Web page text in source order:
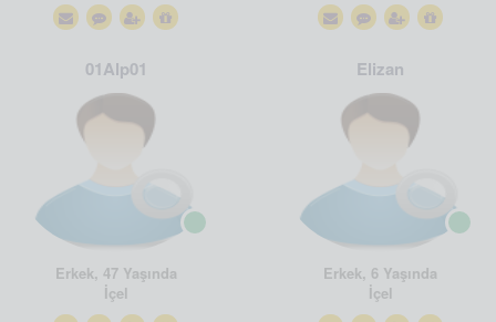
01Alp01
Erkek, 47 Yaşında
İçel
Elizan
Erkek, 6 Yaşında
İçel